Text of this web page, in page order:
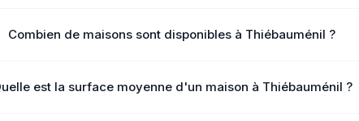
Combien de maisons sont disponibles à Thiébauménil ?
est la surface moyenne d'un maison à Thiébauménil ?